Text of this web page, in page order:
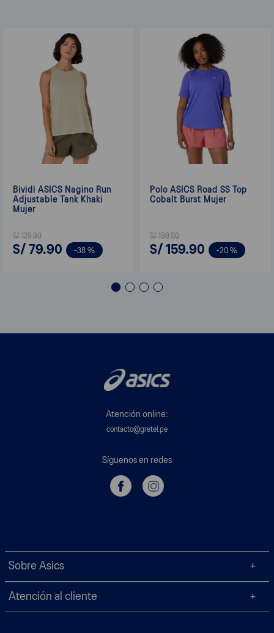
Bividi ASICS Nagino Run
Adjustable Tank Khaki
Mujer
S/ 129.90
S/ 79.90 -38 %
Polo ASICS Road SS Top
Cobalt Burst Mujer
S/ 199.90
S/ 159.90 -20 %
Atención online:
contacto@gretel.pe
Síguenos en redes
Sobre Asics
Atención al cliente